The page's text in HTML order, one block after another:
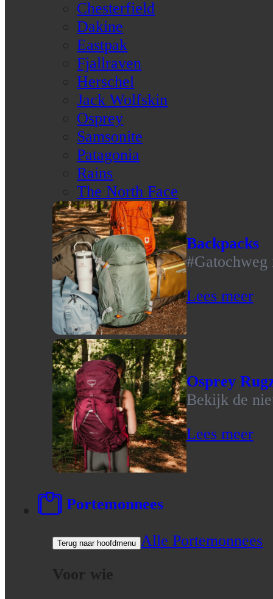
Chesterfield
Dakine
Eastpak
Fjallraven
Herschel
Jack Wolfskin
Osprey
Samsonite
Patagonia
Rains
The North Face
Backpacks
#Gatochweg
Lees meer
Osprey
Bekijk de
Lees meer
Portemonnees
Terug naar hoofdmenu Alle Portemonnees
Voor wie